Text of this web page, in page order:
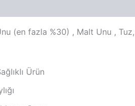
(en fazla %30) , Malt Unu ,
Ürün